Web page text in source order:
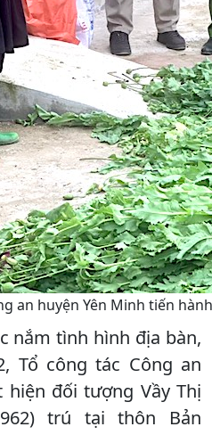
an huyện Yên Minh tiến
nắm tình hình địa bàn,
Tổ công tác Công an
hiện đối tượng Vầy Thị
trú tại thôn Bản